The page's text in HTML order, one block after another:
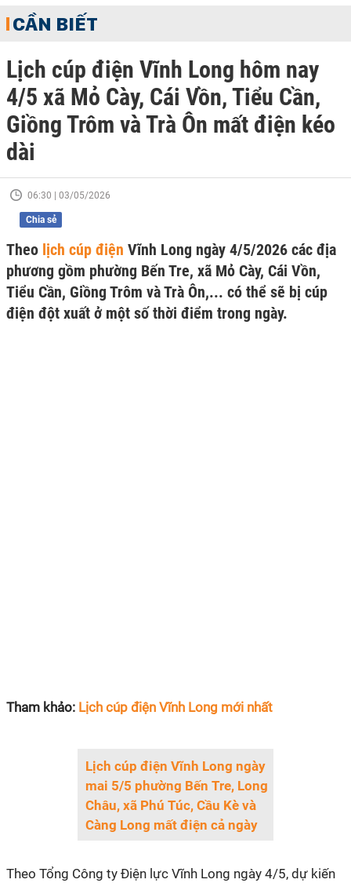
CẦN BIẾT
Lịch cúp điện Vĩnh Long hôm nay
4/5 xã Mỏ Cày, Cái Vồn, Tiểu Cần,
Giồng Trôm và Trà Ôn mất điện kéo
dài
06:30 | 03/05/2026
Chia sẻ
Theo lịch cúp điện Vĩnh Long ngày 4/5/2026 các địa
phương gồm phường Bến Tre, xã Mỏ Cày, Cái Vồn,
Tiểu Cần, Giồng Trôm và Trà Ôn,... có thể sẽ bị cúp
điện đột xuất ở một số thời điểm trong ngày.
Tham khảo: Lịch cúp điện Vĩnh Long mới nhất
Lịch cúp điện Vĩnh Long ngày
mai 5/5 phường Bến Tre, Long
Châu, xã Phú Túc, Cầu Kè và
Càng Long mất điện cả ngày
Theo Tổng Công ty Điện lực Vĩnh Long ngày 4/5, dự kiến